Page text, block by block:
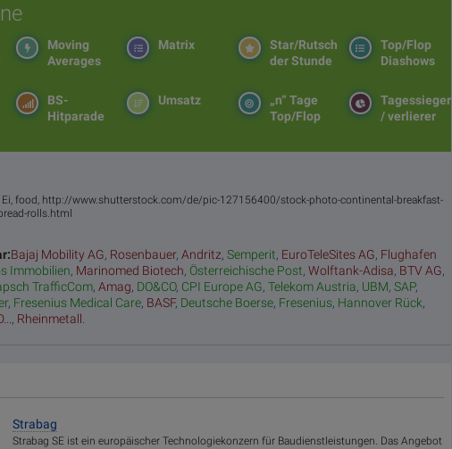
Top/Flop
Diashows
Star/Rutsch
der Stunde
Matrix
Moving
Averages
Tagessieger
/ verlierer
„n“ Tage
Top/Flop
Umsatz
BS-
Hitparade
Ei, food, http://www.shutterstock.com/de/pic-127156400/stock-photo-continental-breakfast-
rolls.html
Bajaj Mobility AG, Rosenbauer, Andritz, Semperit, EuroTeleSites AG, Flughafen
Immobilien, Marinomed Biotech, Österreichische Post, Wolftank-Adisa, BTV AG,
TrafficCom, Amag, DO&CO, CPI Europe AG, Telekom Austria, UBM, SAP,
, Fresenius Medical Care, BASF, Deutsche Boerse, Fresenius, Hannover Rück,
, Rheinmetall.
Strabag
Strabag SE ist ein europäischer Technologiekonzern für Baudienstleistungen. Das Angebot